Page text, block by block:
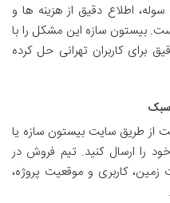
اطلاع دقیق از هزینه ها و
بیستون سازه این مشکل را با
برای کاربران تهرانی حل کرده
سبک
از طریق سایت بیستون سازه یا
را ارسال کنید. تیم فروش در
زمین، کاربری و موقعیت پروژه،